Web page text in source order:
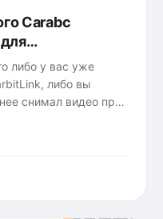
Carabc
Carplay и
либо у вас уже
либо вы
снимал видео про